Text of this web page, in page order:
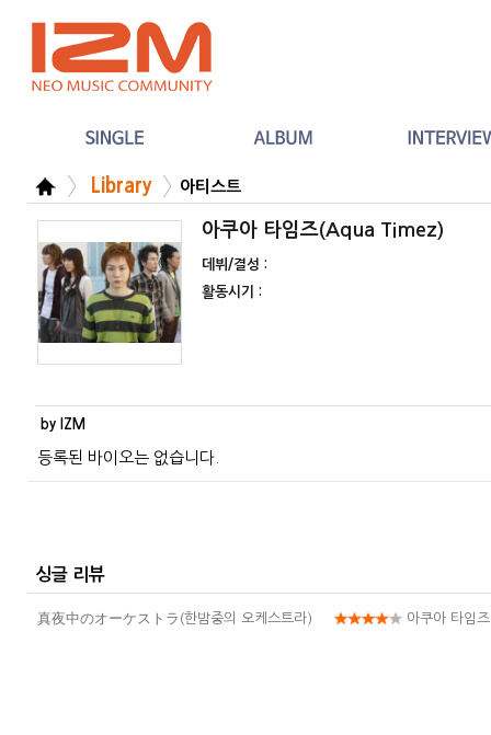
Library 아티스트
아쿠아 타임즈(Aqua Timez)
데뷔/결성 :
활동시기 :
by IZM
등록된 바이오는 없습니다.
싱글 리뷰
真夜中のオーケストラ(한밤중의 오케스트라) 아쿠아 타임즈